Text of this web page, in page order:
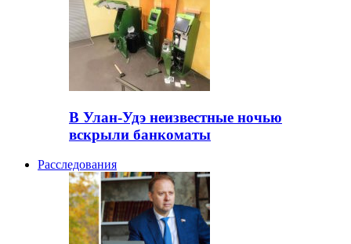
В Улан-Удэ неизвестные ночью
вскрыли банкоматы
Расследования